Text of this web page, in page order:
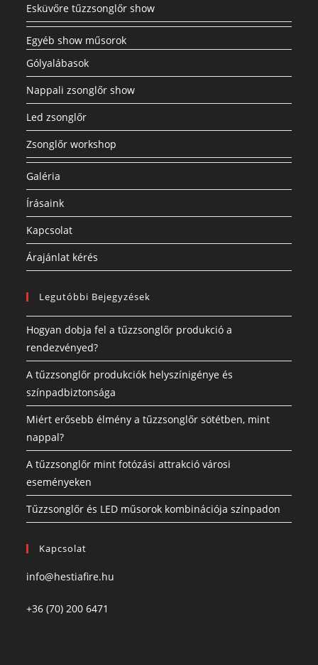
Esküvőre tűzzsonglőr show
Egyéb show műsorok
Gólyalábasok
Nappali zsonglőr show
Led zsonglőr
Zsonglőr workshop
Galéria
Írásaink
Kapcsolat
Árajánlat kérés
Legutóbbi Bejegyzések
Hogyan dobja fel a tűzzsonglőr produkció a
rendezvényed?
A tűzzsonglőr produkciók helyszínigénye és
színpadbiztonsága
Miért erősebb élmény a tűzzsonglőr sötétben, mint
nappal?
A tűzzsonglőr mint fotózási attrakció városi
eseményeken
Tűzzsonglőr és LED műsorok kombinációja színpadon
Kapcsolat
info@hestiafire.hu
+36 (70) 200 6471